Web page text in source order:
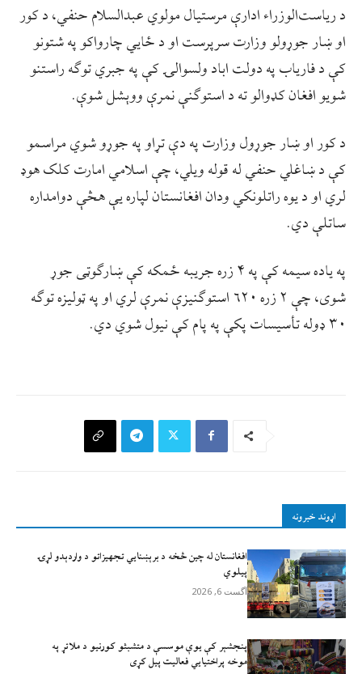
د رياست‌الوزراء ادارې مرستيال مولوي عبدالسلام حنفي، د کور
او ښار جوړولو وزارت سرپرست او د ځایي چارواکو په شتونو
کې د فارياب په دولت اباد ولسوالۍ کې په جبري توګه راستنو
شويو افغان کډوالو ته د استوګنې نمرې ووېشل شوې.
د کور او ښار جوړول وزارت په دې تړاو په جوړو شوي مراسمو
کې د ښاغلي حنفي له قوله ويلي، چې اسلامي امارت کلک هوډ
لري او د يوه راتلونکي ودان افغانستان لپاره يې هڅې دوامداره
ساتلې دي.
په ياده سيمه کې په ۴ زره جريبه ځمکه کې ښارګوټی جوړ
شوی، چې ۲ زره ۶۲۰ استوګنيزې نمرې لري او په ټوليزه توګه
۳۰ ډوله تأسيسات پکې په پام کې نيول شوي دي.
اړوند خبرونه
افغانستان له چين څخه د برېښنايي تجهيزاتو د واردېدو لړۍ
پيلوي
آگست 6, 2026
پنجشېر کې یوې موسسې د متشبثو کورنیو د ملاتړ په
موخه پراختیايي فعالیت پیل کړی